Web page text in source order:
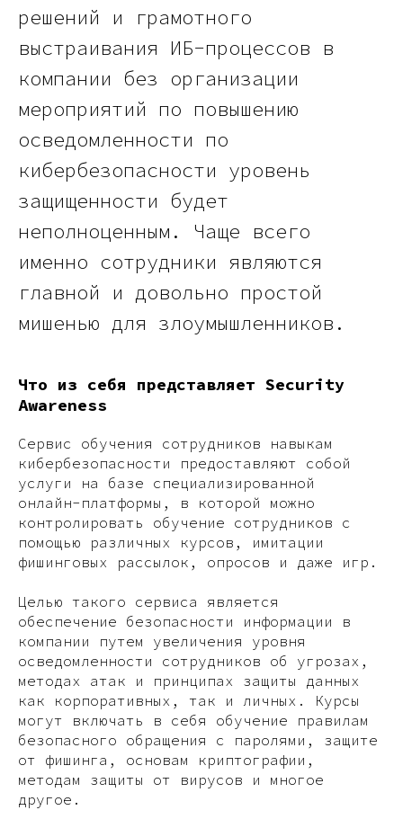
решений и грамотного
выстраивания ИБ-процессов в
компании без организации
мероприятий по повышению
осведомленности по
кибербезопасности уровень
защищенности будет
неполноценным. Чаще всего
именно сотрудники являются
главной и довольно простой
мишенью для злоумышленников.
Что из себя представляет Security
Awareness
Сервис обучения сотрудников навыкам
кибербезопасности предоставляют собой
услуги на базе специализированной
онлайн-платформы, в которой можно
контролировать обучение сотрудников с
помощью различных курсов, имитации
фишинговых рассылок, опросов и даже игр.
Целью такого сервиса является
обеспечение безопасности информации в
компании путем увеличения уровня
осведомленности сотрудников об угрозах,
методах атак и принципах защиты данных
как корпоративных, так и личных. Курсы
могут включать в себя обучение правилам
безопасного обращения с паролями, защите
от фишинга, основам криптографии,
методам защиты от вирусов и многое
другое.